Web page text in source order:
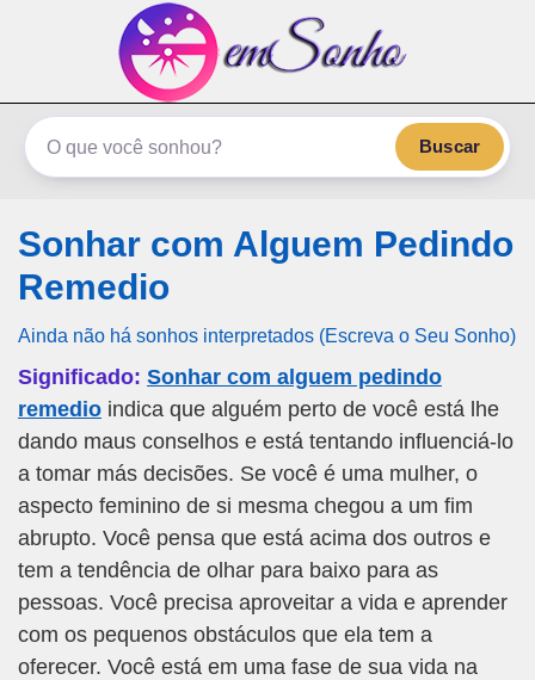
emSonho.com
Os sonhos significam mais
Buscar
Sonhar com Alguem Pedindo
Remedio
Ainda não há sonhos interpretados (Escreva o Seu Sonho)
Significado: Sonhar com alguem pedindo
remedio indica que alguém perto de você está lhe
dando maus conselhos e está tentando influenciá-lo
a tomar más decisões. Se você é uma mulher, o
aspecto feminino de si mesma chegou a um fim
abrupto. Você pensa que está acima dos outros e
tem a tendência de olhar para baixo para as
pessoas. Você precisa aproveitar a vida e aprender
com os pequenos obstáculos que ela tem a
oferecer. Você está em uma fase de sua vida na